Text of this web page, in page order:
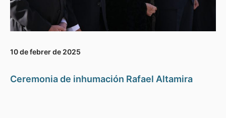
10 de febrer de 2025
Ceremonia de inhumación Rafael Altamira